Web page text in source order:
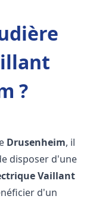
?
Drusenheim, il
disposer d'une
Vaillant
d'un